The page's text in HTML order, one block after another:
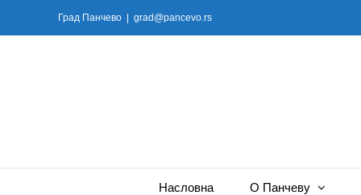
Град Панчево grad@pancevo.rs
Насловна О Панчеву